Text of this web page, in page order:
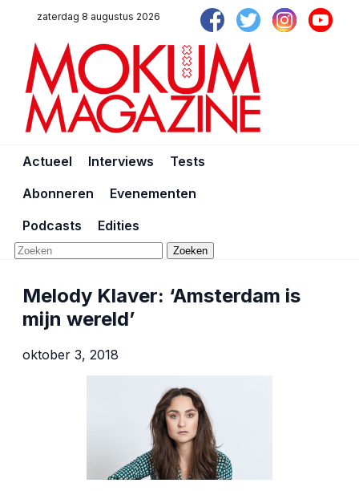
zaterdag 8 augustus 2026
Actueel Interviews
Tests
Abonneren
Evenementen
Podcasts
Edities
Zoeken
Melody Klaver: ‘Amsterdam is
mijn wereld’
oktober 3, 2018